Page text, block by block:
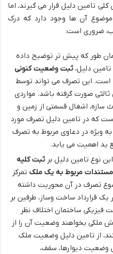
تامین دلیل قرار می گیرند، اما
آن ها وجود دارد که درک
ضروری است:
طور که پیش تر توضیح داده
دلیل، ثبت وضعیت کنونی
است. این تصرف می تواند توسط
صورت گرفته باشد. مواردی
سازه، اشغال قسمتی از زمین و
که در تامین دلیل تصرف مورد
به ویژه در دعاوی مربوط به تصرف
ید اهمیت می یابد.
این نوع تامین دلیل بر ثبت کلیه
مستندات مربوط به یک ملک تمرکز
تصرف در آن محوریت داشته
یک قرارداد ساخت وساز، طرفین بر
فیزیکی ساختمان اختلاف نظر
ملکی بخواهند وضعیت آن را از
از تامین دلیل وضعیت ملک
وضعیت دیوارها، سقف،